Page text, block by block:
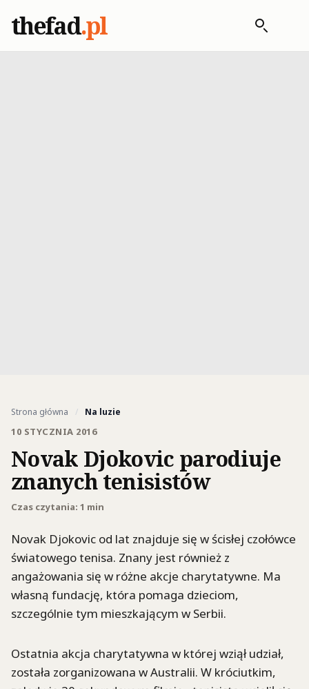
thefad.pl
Strona główna / Na luzie
10 STYCZNIA 2016
Novak Djokovic parodiuje
znanych tenisistów
Czas czytania: 1 min
Novak Djokovic od lat znajduje się w ścisłej czołówce
światowego tenisa. Znany jest również z
angażowania się w różne akcje charytatywne. Ma
własną fundację, która pomaga dzieciom,
szczególnie tym mieszkającym w Serbii.
Ostatnia akcja charytatywna w której wziął udział,
została zorganizowana w Australii. W króciutkim,